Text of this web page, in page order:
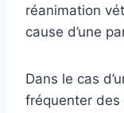
réanimation
cause d’une
Dans le cas
fréquenter